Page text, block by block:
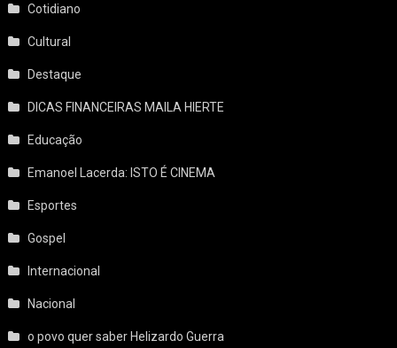
Cotidiano
Cultural
Destaque
DICAS FINANCEIRAS MAILA HIERTE
Educação
Emanoel Lacerda: ISTO É CINEMA
Esportes
Gospel
Internacional
Nacional
o povo quer saber Helizardo Guerra